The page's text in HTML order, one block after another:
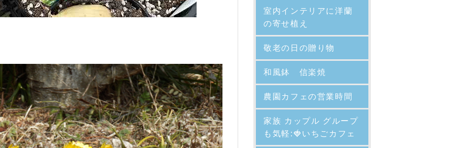
室内インテリアに洋蘭
の寄せ植え
敬老の日の贈り物
和風鉢 信楽焼
農園カフェの営業時間
家族 カップル グループ
も気軽:🍓いちごカフェ